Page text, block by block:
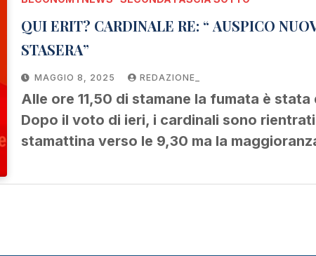
QUI ERIT? CARDINALE RE: “ AUSPICO NUOVO PAPA
STASERA”
MAGGIO 8, 2025 REDAZIONE_
Alle ore 11,50 di stamane la fumata è
Dopo il voto di ieri, i cardinali sono
stamattina verso le 9,30 ma la